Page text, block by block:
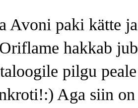
Avoni paki kätte
hakkab
pilgu
Aga siin on